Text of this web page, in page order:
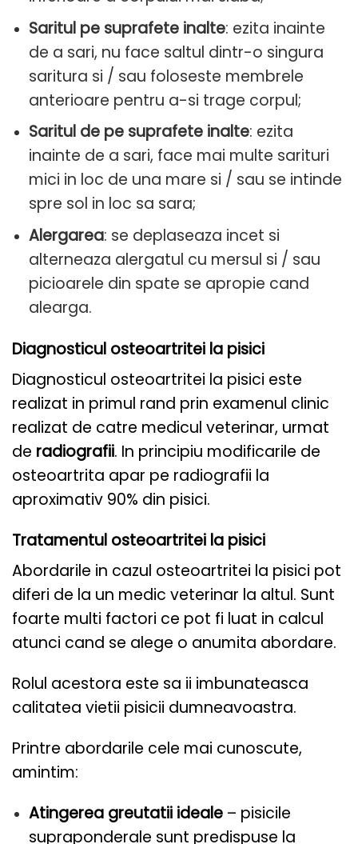
Saritul pe suprafete inalte: ezita inainte
de a sari, nu face saltul dintr-o singura
saritura si / sau foloseste membrele
anterioare pentru a-si trage corpul;
Saritul de pe suprafete inalte: ezita
inainte de a sari, face mai multe sarituri
mici in loc de una mare si / sau se intinde
spre sol in loc sa sara;
Alergarea: se deplaseaza incet si
alterneaza alergatul cu mersul si / sau
picioarele din spate se apropie cand
alearga.
Diagnosticul osteoartritei la pisici
Diagnosticul osteoartritei la pisici este
realizat in primul rand prin examenul clinic
realizat de catre medicul veterinar, urmat
de radiografii. In principiu modificarile de
osteoartrita apar pe radiografii la
aproximativ 90% din pisici.
Tratamentul osteoartritei la pisici
Abordarile in cazul osteoartritei la pisici pot
diferi de la un medic veterinar la altul. Sunt
foarte multi factori ce pot fi luat in calcul
atunci cand se alege o anumita abordare.
Rolul acestora este sa ii imbunateasca
calitatea vietii pisicii dumneavoastra.
Printre abordarile cele mai cunoscute,
amintim:
Atingerea greutatii ideale– pisicile
supraponderale sunt predispuse la